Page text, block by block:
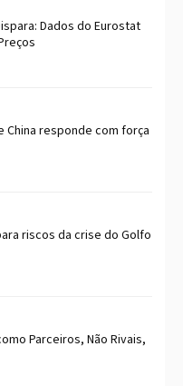
Dados do Eurostat
responde com força
riscos da crise do Golfo
Parceiros, Não Rivais,